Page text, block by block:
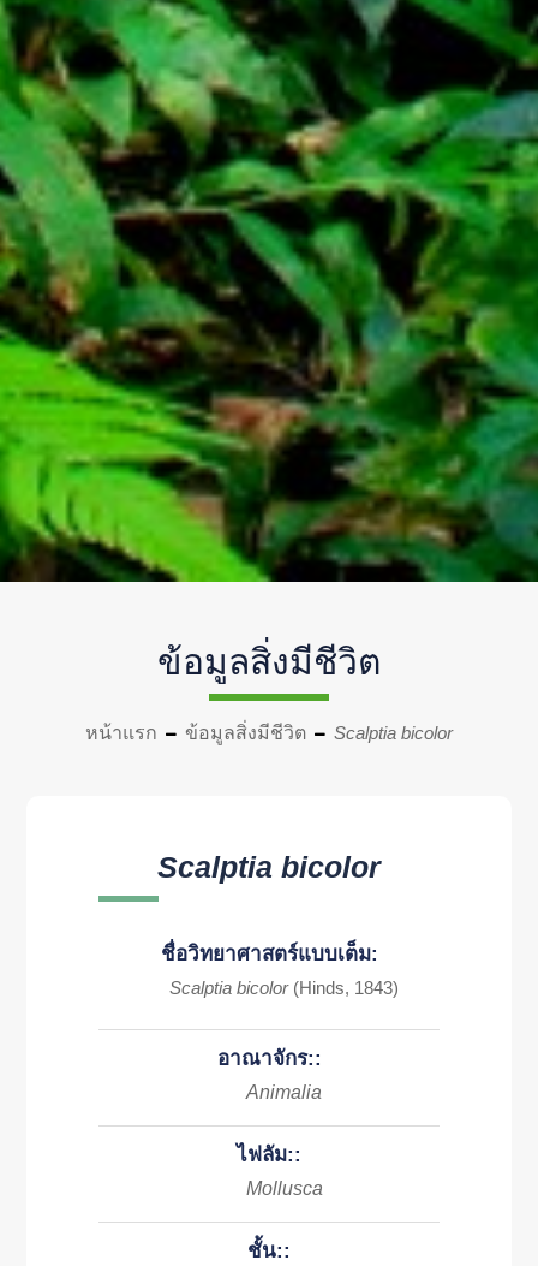
ข้อมูลสิ่งมีชีวิต
หน้าแรก ข้อมูลสิ่งมีชีวิต Scalptia bicolor
Scalptia bicolor
ชื่อวิทยาศาสตร์แบบเต็ม:
Scalptia bicolor (Hinds, 1843)
อาณาจักร::
Animalia
ไฟลัม::
Mollusca
ชั้น::